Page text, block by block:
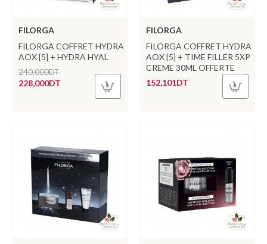
FILORGA
FILORGA COFFRET HYDRA
AOX [5] + HYDRA HYAL
228,000DT
240,000DT
FILORGA
FILORGA COFFRET HYDRA
AOX [5] + TIME FILLER 5XP
CREME 30ML OFFERTE
152,101DT